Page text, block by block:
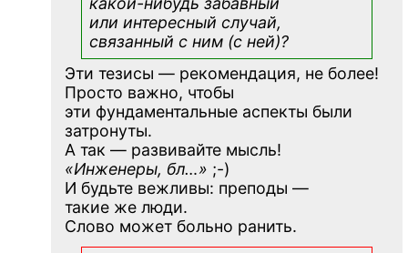
или интересный случай,
связанный с ним (с ней)?
Эти тезисы — рекомендация, не более!
Просто важно, чтобы
эти фундаментальные аспекты были
затронуты.
А так — развивайте мысль!
«Инженеры, бл…» ;-)
И будьте вежливы: преподы —
такие же люди.
Слово может больно ранить.